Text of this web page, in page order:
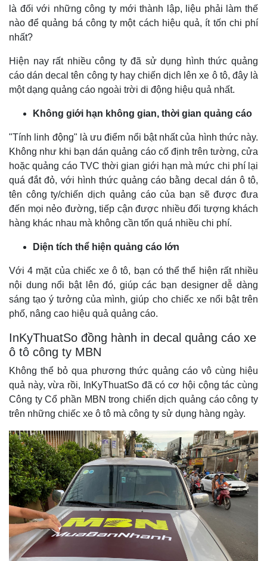
là đối với những công ty mới thành lập, liệu phải làm thế
nào để quảng bá công ty một cách hiệu quả, ít tốn chi phí
nhất?
Hiện nay rất nhiều công ty đã sử dụng hình thức quảng
cáo dán decal tên công ty hay chiến dịch lên xe ô tô, đây là
một dạng quảng cáo ngoài trời di động hiệu quả nhất.
Không giới hạn không gian, thời gian quảng cáo
"Tính linh động" là ưu điểm nổi bật nhất của hình thức này.
Không như khi bạn dán quảng cáo cố định trên tường, cửa
hoặc quảng cáo TVC thời gian giới hạn mà mức chi phí lại
quá đắt đỏ, với hình thức quảng cáo bằng decal dán ô tô,
tên công ty/chiến dịch quảng cáo của bạn sẽ được đưa
đến mọi nẻo đường, tiếp cận được nhiều đối tượng khách
hàng khác nhau mà không cần tốn quá nhiều chi phí.
Diện tích thể hiện quảng cáo lớn
Với 4 mặt của chiếc xe ô tô, bạn có thể thể hiện rất nhiều
nội dung nổi bật lên đó, giúp các bạn designer dễ dàng
sáng tạo ý tưởng của mình, giúp cho chiếc xe nổi bật trên
phố, nâng cao hiệu quả quảng cáo.
InKyThuatSo đồng hành in decal quảng cáo xe
ô tô công ty MBN
Không thể bỏ qua phương thức quảng cáo vô cùng hiệu
quả này, vừa rồi, InKyThuatSo đã có cơ hội cộng tác cùng
Công ty Cổ phần MBN trong chiến dịch quảng cáo công ty
trên những chiếc xe ô tô mà công ty sử dụng hàng ngày.